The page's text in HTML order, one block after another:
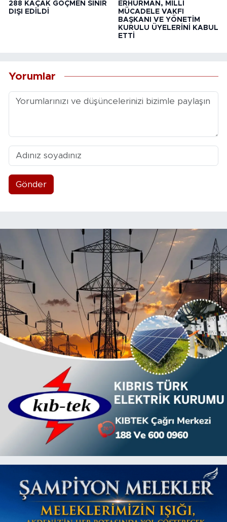
288 KAÇAK GÖÇMEN SINIR
DIŞI EDİLDİ
ERHÜRMAN, MİLLİ
MÜCADELE VAKFI
BAŞKANI VE YÖNETİM
KURULU ÜYELERİNİ KABUL
ETTİ
Yorumlar
Gönder